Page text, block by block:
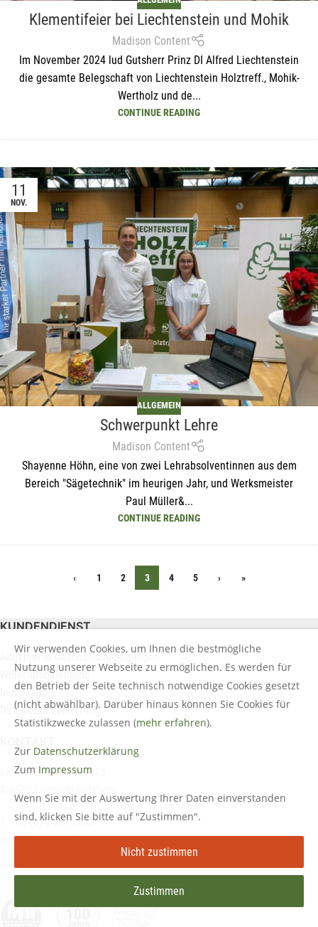
Klementifeier bei Liechtenstein und Mohik
Madison Content
Im November 2024 lud Gutsherr Prinz DI Alfred Liechtenstein
die gesamte Belegschaft von Liechtenstein Holztreff., Mohik-
Wertholz und de...
CONTINUE READING
11
NOV.
ALLGEMEIN
Schwerpunkt Lehre
Madison Content
Shayenne Höhn, eine von zwei Lehrabsolventinnen aus dem
Bereich "Sägetechnik" im heurigen Jahr, und Werksmeister
Paul Müller&...
CONTINUE READING
‹ 1 2 3 4 5 › »
KUNDENDIENST
Allgemeine Geschäftsbedingungen
Widerrufsbelehrung
Impressum
Datenschutzerklärung
Liechtensteinstraße 15
T. +43 (0) 3462 2222
info@holztreff.at
Wir verwenden Cookies, um Ihnen die bestmögliche
Nutzung unserer Webseite zu ermöglichen. Es werden für
den Betrieb der Seite technisch notwendige Cookies gesetzt
(nicht abwählbar). Darüber hinaus können Sie Cookies für
Statistikzwecke zulassen (mehr erfahren).
Zur Datenschutzerklärung
Zum Impressum
Wenn Sie mit der Auswertung Ihrer Daten einverstanden
sind, klicken Sie bitte auf "Zustimmen".
Nicht zustimmen
Zustimmen